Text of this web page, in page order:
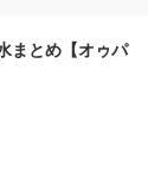
まとめ【オゥパ